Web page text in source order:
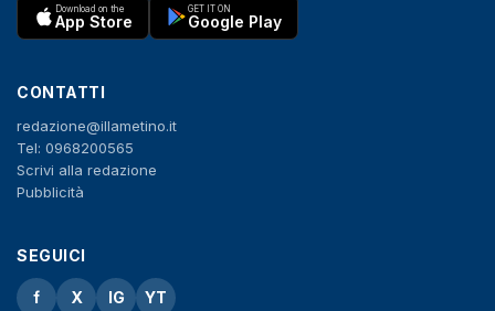
Download on the
App Store
GET IT ON
Google Play
CONTATTI
redazione@illametino.it
Tel: 0968200565
Scrivi alla redazione
Pubblicità
SEGUICI
f X IG YT